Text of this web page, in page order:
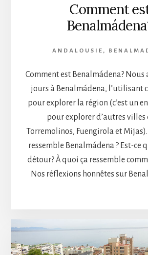
Comment
ANDALOUSIE ,
Comment est Benalmádena? Nous
jours à Benalmádena, l’utilisant
pour explorer la région (c’est un
pour explorer d’autres villes
Torremolinos, Fuengirola et
ressemble Benalmádena ? Est-ce
détour? À quoi ça ressemble
Nos réflexions honnêtes sur